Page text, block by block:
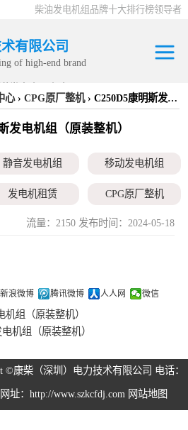
柴油发电机组品牌十大排行榜领导者
有限公司
of high-end brand
心› CPG原厂整机› C250D5康明斯发电机组（原装整机）
发电机组（原装整机）
静音发电机组 移动发电机组
发电机租赁 CPG原厂整机
流量：2150 发布时间：2024-05-18
新浪微博 腾讯微博 人人网 微信
机组（原装整机）
机组（原装整机）
©康柴（深圳）电力技术有限公司 电话：
址：http://www.szkcfdj.com 网站地图